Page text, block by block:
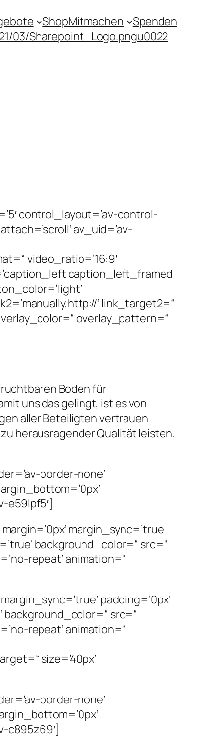
ShopMitmachen
Spenden
03/Sharepoint_Logo.pngu0022
control_layout=’av-control-
av_uid=’av-
video_ratio=’16:9′
caption_left_framed
‘ link_target2=“
overlay_pattern=“
Boden für
uns das gelingt, ist es von
aller Beteiligten vertrauen
herausragender Qualität leisten.
border-none‘
e59lpf5′]
margin_sync=’true‘
background_color=“ src=“
repeat‘ animation=“
padding=’0px‘
background_color=“ src=“
repeat‘ animation=“
size=’40px‘
border-none‘
c895z69′]